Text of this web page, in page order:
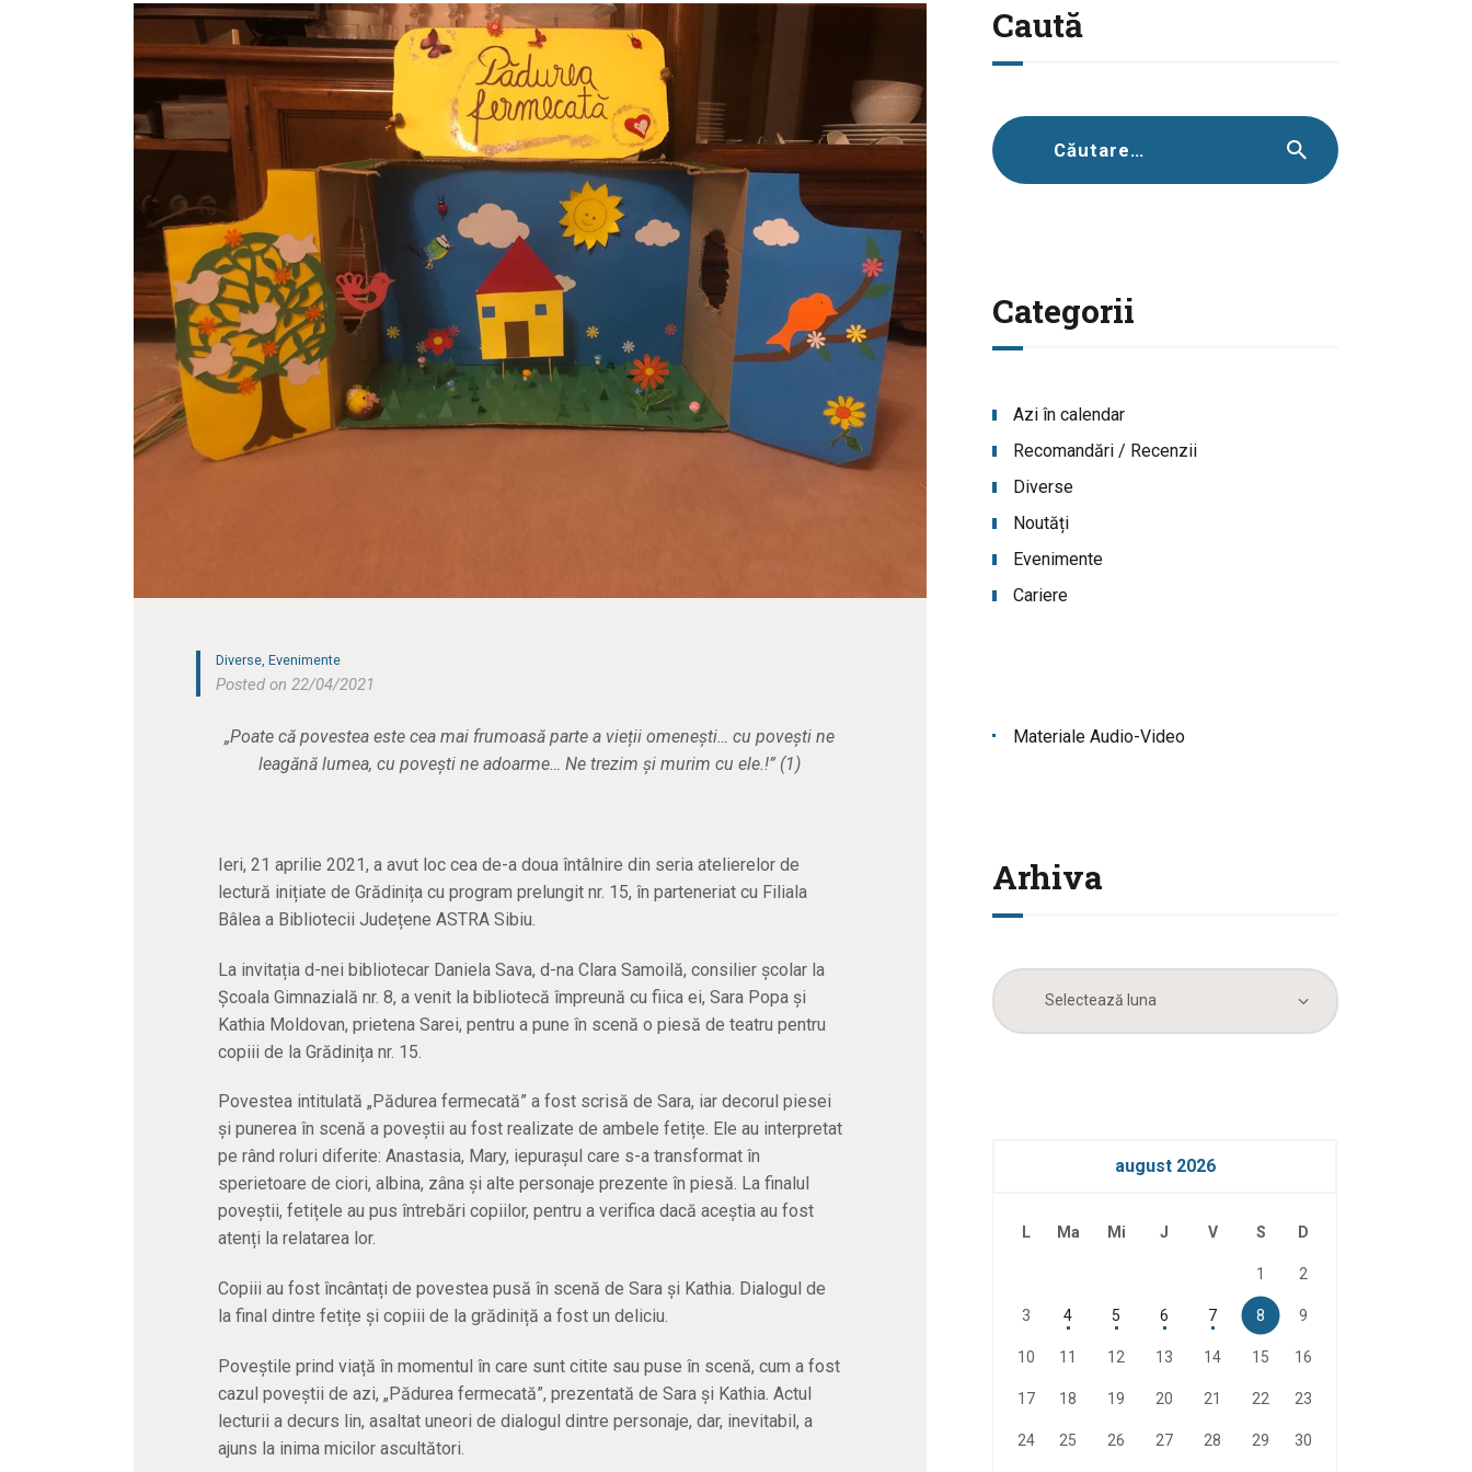
Diverse,Evenimente
Posted on 22/04/2021
„Poate că povestea este cea mai frumoasă parte a vieții omenești… cu povești ne
leagănă lumea, cu povești ne adoarme… Ne trezim și murim cu ele.!” (1)
Ieri, 21 aprilie 2021, a avut loc cea de-a doua întâlnire din seria atelierelor de
lectură inițiate de Grădinița cu program prelungit nr. 15, în parteneriat cu Filiala
Bâlea a Bibliotecii Județene ASTRA Sibiu.
La invitația d-nei bibliotecar Daniela Sava, d-na Clara Samoilă, consilier școlar la
Școala Gimnazială nr. 8, a venit la bibliotecă împreună cu fiica ei, Sara Popa și
Kathia Moldovan, prietena Sarei, pentru a pune în scenă o piesă de teatru pentru
copiii de la Grădinița nr. 15.
Povestea intitulată „Pădurea fermecată” a fost scrisă de Sara, iar decorul piesei
și punerea în scenă a poveștii au fost realizate de ambele fetițe. Ele au interpretat
pe rând roluri diferite: Anastasia, Mary, iepurașul care s-a transformat în
sperietoare de ciori, albina, zâna și alte personaje prezente în piesă. La finalul
poveștii, fetițele au pus întrebări copiilor, pentru a verifica dacă aceștia au fost
atenți la relatarea lor.
Copiii au fost încântați de povestea pusă în scenă de Sara și Kathia. Dialogul de
la final dintre fetițe și copiii de la grădiniță a fost un deliciu.
Poveștile prind viață în momentul în care sunt citite sau puse în scenă, cum a fost
cazul poveștii de azi, „Pădurea fermecată”, prezentată de Sara și Kathia. Actul
lecturii a decurs lin, asaltat uneori de dialogul dintre personaje, dar, inevitabil, a
ajuns la inima micilor ascultători.
Caută
Caută
după:
Categorii
Azi în calendar
Recomandări / Recenzii
Diverse
Noutăți
Evenimente
Cariere
Materiale Audio-Video
Arhiva
Arhiva
august 2026
L Ma Mi J V S D
1 2
3 4 5 6 7 8 9
10 11 12 13 14 15 16
17 18 19 20 21 22 23
24 25 26 27 28 29 30